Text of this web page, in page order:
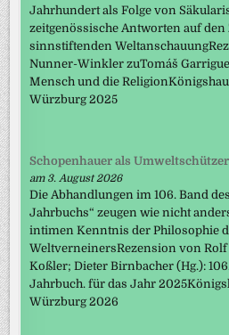
Jahrhundert als Folge von
zeitgenössische Antworten auf
sinnstiftenden
Nunner-Winkler zuTomáš
Mensch und die
Würzburg 2025
Schopenhauer als
am 3. August 2026
Die Abhandlungen im 106. Band
Jahrbuchs“ zeugen wie nicht
intimen Kenntnis der Philosophie
WeltverneinersRezension von
Koßler; Dieter Birnbacher (Hg.):
Jahrbuch. für das Jahr
Würzburg 2026